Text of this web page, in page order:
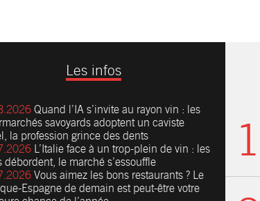
Les infos
Quand l’IA s’invite au rayon vin : les
savoyards adoptent un caviste
la profession grince des dents
L’Italie face à un trop-plein de vin : les
débordent, le marché s’essouffle
Vous aimez les bons restaurants ? Le
Espagne de demain est peut-être votre